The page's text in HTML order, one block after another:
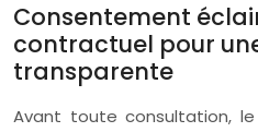
Consentement
contractuel pour
transparente
Avant toute consultation,